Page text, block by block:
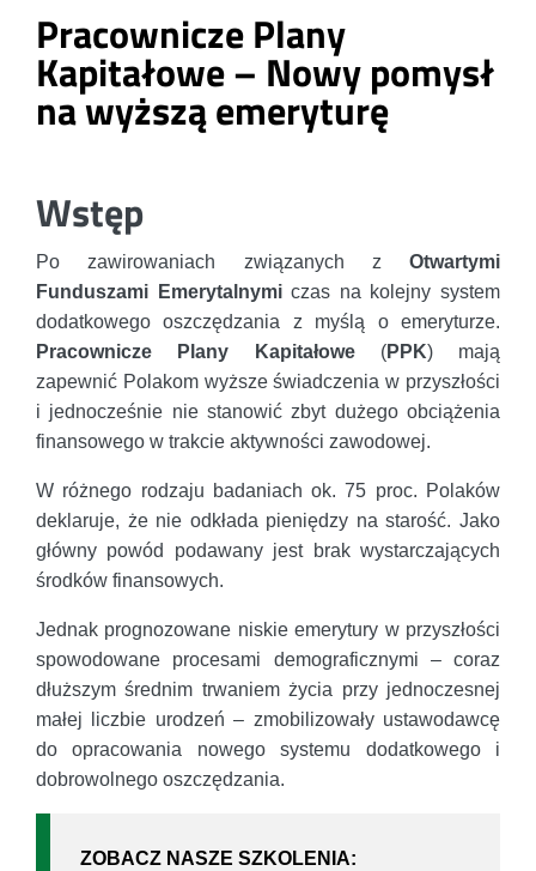
Pracownicze Plany
Kapitałowe – Nowy pomysł
na wyższą emeryturę
Wstęp
Po zawirowaniach związanych z Otwartymi
Funduszami Emerytalnymiczas na kolejny system
dodatkowego oszczędzania z myślą o emeryturze.
Pracownicze Plany Kapitałowe(PPK) mają
zapewnić Polakom wyższe świadczenia w przyszłości
i jednocześnie nie stanowić zbyt dużego obciążenia
finansowego w trakcie aktywności zawodowej.
W różnego rodzaju badaniach ok. 75 proc. Polaków
deklaruje, że nie odkłada pieniędzy na starość. Jako
główny powód podawany jest brak wystarczających
środków finansowych.
Jednak prognozowane niskie emerytury w przyszłości
spowodowane procesami demograficznymi – coraz
dłuższym średnim trwaniem życia przy jednoczesnej
małej liczbie urodzeń – zmobilizowały ustawodawcę
do opracowania nowego systemu dodatkowego i
dobrowolnego oszczędzania.
ZOBACZ NASZE SZKOLENIA: